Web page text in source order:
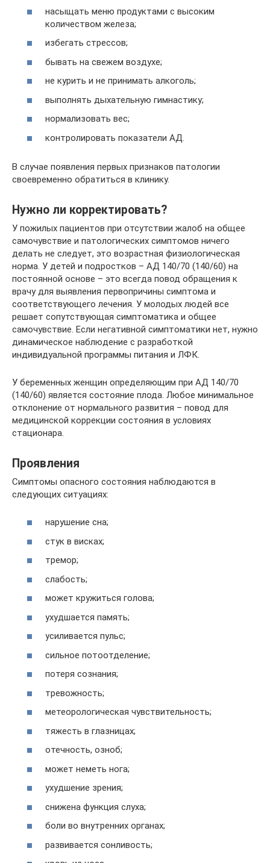
насыщать меню продуктами с высоким
количеством железа;
избегать стрессов;
бывать на свежем воздухе;
не курить и не принимать алкоголь;
выполнять дыхательную гимнастику;
нормализовать вес;
контролировать показатели АД.
В случае появления первых признаков патологии
своевременно обратиться в клинику.
Нужно ли корректировать?
У пожилых пациентов при отсутствии жалоб на общее
самочувствие и патологических симптомов ничего
делать не следует, это возрастная физиологическая
норма. У детей и подростков – АД 140/70 (140/60) на
постоянной основе – это всегда повод обращения к
врачу для выявления первопричины симптома и
соответствующего лечения. У молодых людей все
решает сопутствующая симптоматика и общее
самочувствие. Если негативной симптоматики нет, нужно
динамическое наблюдение с разработкой
индивидуальной программы питания и ЛФК.
У беременных женщин определяющим при АД 140/70
(140/60) является состояние плода. Любое минимальное
отклонение от нормального развития – повод для
медицинской коррекции состояния в условиях
стационара.
Проявления
Симптомы опасного состояния наблюдаются в
следующих ситуациях:
нарушение сна;
стук в висках;
тремор;
слабость;
может кружиться голова;
ухудшается память;
усиливается пульс;
сильное потоотделение;
потеря сознания;
тревожность;
метеорологическая чувствительность;
тяжесть в глазницах;
отечность, озноб;
может неметь нога;
ухудшение зрения;
снижена функция слуха;
боли во внутренних органах;
развивается сонливость;